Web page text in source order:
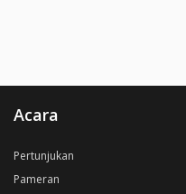
Acara
Pertunjukan
Pameran